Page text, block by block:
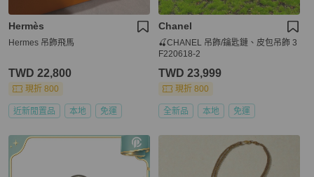
Hermès
Hermes 吊飾飛馬
TWD 22,800
現折 800
近新閒置品 本地 免運
Chanel
🍒CHANEL 吊飾/鑰匙鏈、皮包吊飾 3
F220618-2
TWD 23,999
現折 800
全新品 本地 免運